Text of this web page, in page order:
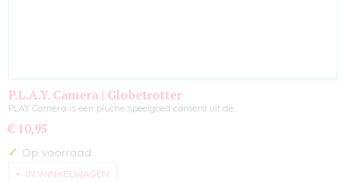
P.L.A.Y. Camera | Globetrotter
PLAY Camera is een pluche speelgoed camera uit de…
€ 10,95
✓ Op voorraad
IN WINKELWAGEN